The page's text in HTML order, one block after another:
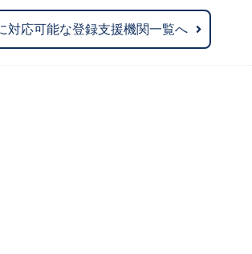
対応可能な登録支援機関一覧へ